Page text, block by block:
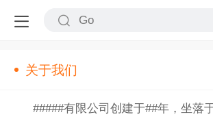
关于我们
#####有限公司创建于##年，坐落